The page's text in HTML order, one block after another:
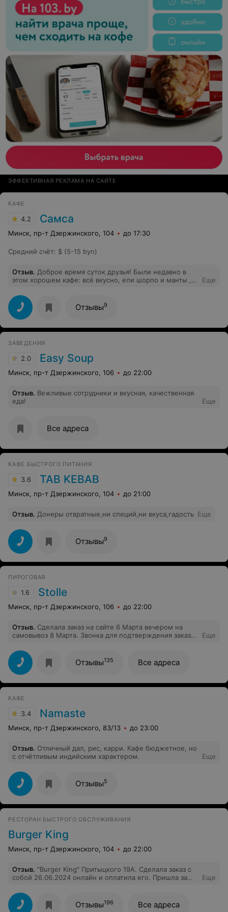
ЭФФЕКТИВНАЯ РЕКЛАМА НА САЙТЕ
КАФЕ
4.2 Самса
Минск, пр-т Дзержинского, 104 до 17:30
Средний счёт: $ (5-15 byn)
Отзыв. Доброе время суток друзья! Были недавно в
этом хорошем кафе: всё вкусно, ели шорпо и манты ,
и вежливое обслуживание, влажные салфетки и т.д.
Вообщем очень - рекомендуем, останетесь
довольны... Желаем здоровья, успехов и в дальнейшем
и расширения сети.
Еще
Отзывы9
ЗАВЕДЕНИЯ
2.0 Easy Soup
Минск, пр-т Дзержинского, 106 до 22:00
Отзыв. Вежливые сотрудники и вкусная, качественная
еда!
Еще
Все адреса
КАФЕ БЫСТРОГО ПИТАНИЯ
3.6 TAB KEBAB
Минск, пр-т Дзержинского, 104 до 21:00
Отзыв. Донеры отвратные,ни специй,ни вкуса,гадость Еще
Отзывы9
ПИРОГОВАЯ
1.6 Stolle
Минск, пр-т Дзержинского, 106 до 22:00
Отзыв. Сделала заказ на сайте 6 Марта вечером на
самовывоз 8 Марта. Звонка для подтверждения заказа
Звонила по двум номерам на сайте несколько раз,
трубку не взяли и не перезвонили. 8 Марта позвонила
в пироговую. Я задала вопрос, если мне не
перезвонили и не подтвердили заказ, значит ли это что
он не принят. Сотрудник пироговой сказала, что
перезвонили? -наверно загруженность большая Я сама
попросила проверить, вдруг мой заказ все же
привезли, приверила-заказ есть, можно забирать
Работа с клиентами слабая, колл-центр игнорирует
звонки,сотрудник на месте не в курсе возможных
хуже, чем те, что заказывали в другой обычный день.
Тесто сухое (с вишней -вообще атас, начинки
готовят сильно заранее к праздникам. К сожалению,
разочарована в этот раз, хотя раньше вопросов не
было, были довольны
Еще
Отзывы135 Все адреса
КАФЕ
3.4 Namaste
Минск, пр-т Дзержинского, 83/13 до 23:00
Отзыв. Отличный дал, рис, карри. Кафе бюджетное, но
с отчётливым индийским характером.
Еще
Отзывы5
РЕСТОРАН БЫСТРОГО ОБСЛУЖИВАНИЯ
Burger King
Минск, пр-т Дзержинского, 104 до 22:00
Отзыв. "Burger King" Притыцкого 19А. Сделала заказ с
собой 26.06.2024 онлайн и оплатила его. Пришла за
Позвонила в службу поддержки. Сказали подойти
позже или со мной свяжется менеджер для возврата
средств! В течении 1.5 должны были позвонить, но
Еще
Отзывы196 Все адреса